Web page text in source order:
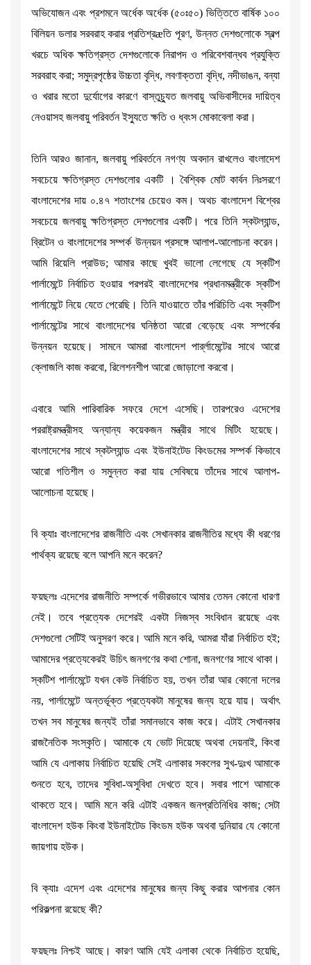
অভিযোজন এবং প্রশমনে অর্ধেক অর্ধেক (৫০ঃ৫০) ভিত্তিতে বার্ষিক ১০০
বিলিয়ন ডলার সরবরাহ করার প্রতিশ্রæতি পূরণ, উন্নত দেশগুলোকে স্বল্প
খরচে অধিক ক্ষতিগ্রস্ত দেশগুলোকে নিরাপদ ও পরিবেশবান্ধব প্রযুক্তি
সরবরাহ করা; সমুদ্রপৃষ্ঠের উচ্চতা বৃদ্ধি, লবণাক্ততা বৃদ্ধি, নদীভাঙন, বন্যা
ও খরার মতো দুর্যোগের কারণে বাস্তুচ্যুত জলবায়ু অভিবাসীদের দায়িত্ব
নেওয়াসহ জলবায়ু পরিবর্তন ইস্যুতে ক্ষতি ও ধ্বংস মোকাবেলা করা।
তিনি আরও জানান, জলবায়ু পরিবর্তনে নগণ্য অবদান রাখলেও বাংলাদেশ
সবচেয়ে ক্ষতিগ্রস্ত দেশগুলোর একটি । বৈশ্বিক মোট কার্বন নিঃসরণে
বাংলাদেশের দায় ০.৪৭ শতাংশের চেয়েও কম। অথচ বাংলাদেশ বিশ্বের
সবচেয়ে জলবায়ু ক্ষতিগ্রস্ত দেশগুলোর একটি। পরে তিনি স্কটল্যান্ড,
ব্রিটেন ও বাংলাদেশের সম্পর্ক উন্নয়ন প্রসঙ্গে আলাপ-আলোচনা করেন।
আমি রিয়েলি প্রাউড; আমার কাছে খুবই ভালো লেগেছে যে স্কটিশ
পার্লামেন্টে নির্বাচিত হওয়ার পরপরই বাংলাদেশের প্রধানমন্ত্রীকে স্কটিশ
পার্লামেন্টে নিয়ে যেতে পেরেছি। তিনি যাওয়াতে তাঁর পরিচিতি এবং স্কটিশ
পার্লামেন্টের সাথে বাংলাদেশের ঘনিষ্ঠতা আরো বেড়েছে এবং সম্পর্কের
উন্নয়ন হয়েছে। সামনে আমরা বাংলাদেশ পার্র্লামেন্টের সাথে আরো
ক্লোজলি কাজ করবো, রিলেশনশীপ আরো জোড়ালো করবো।
এবারে আমি পারিবারিক সফরে দেশে এসেছি। তারপরেও এদেশের
পররাষ্ট্রমন্ত্রীসহ অন্যান্য কয়েকজন মন্ত্রীর সাথে মিটিং হয়েছে।
বাংলাদেশের সাথে স্কটল্যান্ড এবং ইউনাইটেড কিংডমের সম্পর্ক কিভাবে
আরো গতিশীল ও সমুন্নত করা যায় সেবিষয়ে তাঁদের সাথে আলাপ-
আলোচনা হয়েছে।
বি ক্যাঃ বাংলাদেশের রাজনীতি এবং সেখানকার রাজনীতির মধ্যে কী ধরণের
পার্থক্য রয়েছে বলে আপনি মনে করেন?
ফয়ছলঃ এদেশের রাজনীতি সম্পর্কে গভীরভাবে আমার তেমন কোনো ধারণা
নেই। তবে প্রত্যেক দেশেরই একটা নিজস্ব সংবিধান রয়েছে এবং
দেশগুলো সেটিই অনুসরণ করে। আমি মনে করি, আমরা যাঁরা নির্বাচিত হই;
আমাদের প্রত্যেকেরই উচিৎ জনগণের কথা শোনা, জনগণের সাথে থাকা।
স্কটিশ পার্লামেন্টে যখন কেউ নির্বাচিত হয়, তখন তাঁরা আর কোনো দলের
নয়, পার্লামেন্টে অন্তর্ভূক্ত প্রত্যেকটা মানুষের জন্য হয়ে যায়। অর্থাৎ
তখন সব মানুষের জন্যই তাঁরা সমানভাবে কাজ করে। এটাই সেখানকার
রাজনৈতিক সংস্কৃতি। আমাকে যে ভোট দিয়েছে অথবা দেয়নাই, কিংবা
আমি যে এলাকায় নির্বাচিত হয়েছি সেই এলাকার সকলের সুখ-দুঃখ আমাকে
শুনতে হবে, তাদের সুবিধা-অসুবিধা দেখতে হবে। সবার পাশে আমাকে
থাকতে হবে। আমি মনে করি এটাই একজন জনপ্রতিনিধির কাজ; সেটা
বাংলাদেশ হউক কিংবা ইউনাইটেড কিংডম হউক অথবা দুনিয়ার যে কোনো
জায়গায় হউক।
বি ক্যাঃ এদেশ এবং এদেশের মানুষের জন্য কিছু করার আপনার কোন
পরিকল্পনা রয়েছে কী?
ফয়ছলঃ নিশ্চই আছে। কারণ আমি যেই এলাকা থেকে নির্বাচিত হয়েছি,